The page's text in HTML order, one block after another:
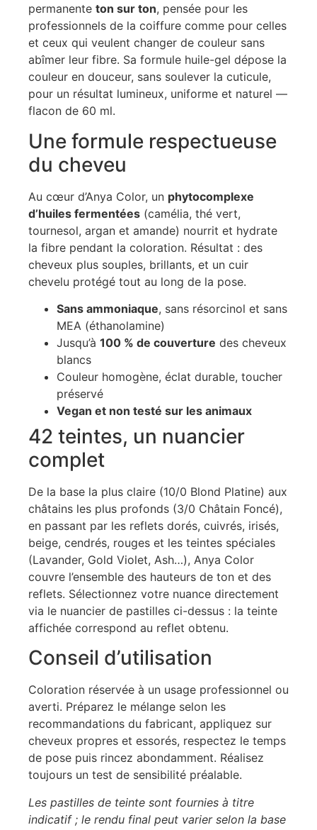
permanente ton sur ton, pensée pour les
professionnels de la coiffure comme pour celles
et ceux qui veulent changer de couleur sans
abîmer leur fibre. Sa formule huile-gel dépose la
couleur en douceur, sans soulever la cuticule,
pour un résultat lumineux, uniforme et naturel —
flacon de 60 ml.
Une formule respectueuse
du cheveu
Au cœur d’Anya Color, un phytocomplexe
d’huiles fermentées (camélia, thé vert,
tournesol, argan et amande) nourrit et hydrate
la fibre pendant la coloration. Résultat : des
cheveux plus souples, brillants, et un cuir
chevelu protégé tout au long de la pose.
Sans ammoniaque, sans résorcinol et sans
MEA (éthanolamine)
Jusqu’à 100 % de couverture des cheveux
blancs
Couleur homogène, éclat durable, toucher
préservé
Vegan et non testé sur les animaux
42 teintes, un nuancier
complet
De la base la plus claire (10/0 Blond Platine) aux
châtains les plus profonds (3/0 Châtain Foncé),
en passant par les reflets dorés, cuivrés, irisés,
beige, cendrés, rouges et les teintes spéciales
(Lavander, Gold Violet, Ash…), Anya Color
couvre l’ensemble des hauteurs de ton et des
reflets. Sélectionnez votre nuance directement
via le nuancier de pastilles ci-dessus : la teinte
affichée correspond au reflet obtenu.
Conseil d’utilisation
Coloration réservée à un usage professionnel ou
averti. Préparez le mélange selon les
recommandations du fabricant, appliquez sur
cheveux propres et essorés, respectez le temps
de pose puis rincez abondamment. Réalisez
toujours un test de sensibilité préalable.
Les pastilles de teinte sont fournies à titre
indicatif ; le rendu final peut varier selon la base